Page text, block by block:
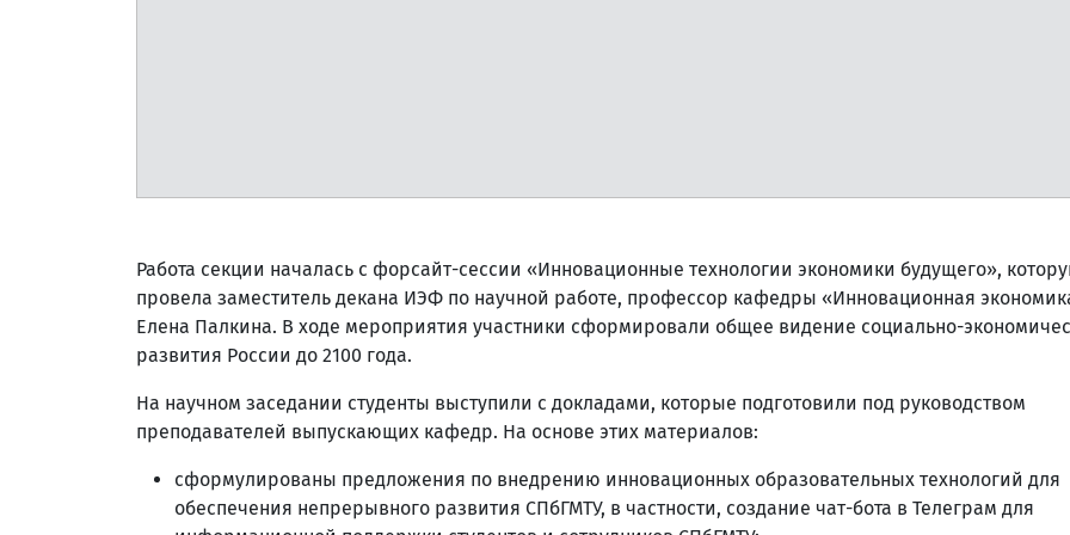
Работа секции началась с форсайт-сессии «Инновационные технологии экономики будущего»,
провела заместитель декана ИЭФ по научной работе, профессор кафедры «Инновационная
Елена Палкина. В ходе мероприятия участники сформировали общее видение социально-
развития России до 2100 года.
На научном заседании студенты выступили с докладами, которые подготовили под руководством
преподавателей выпускающих кафедр. На основе этих материалов:
сформулированы предложения по внедрению инновационных образовательных технологий для
обеспечения непрерывного развития СПбГМТУ, в частности, создание чат-бота в Телеграм для